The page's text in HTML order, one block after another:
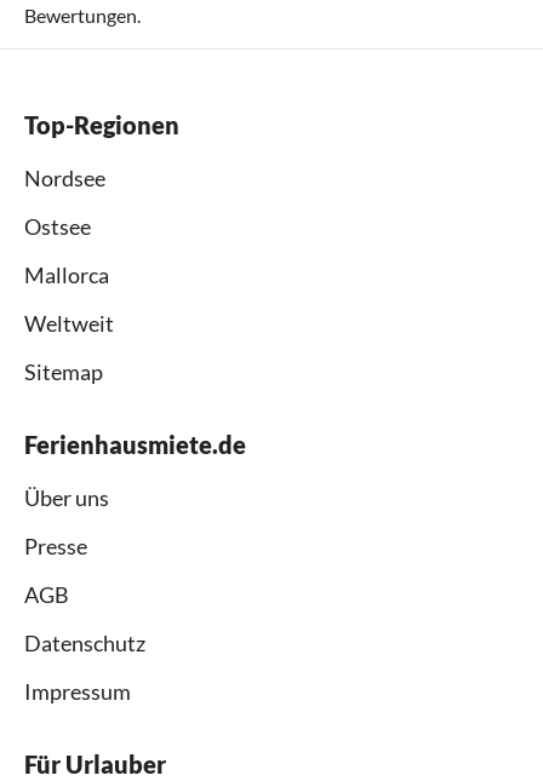
Bewertungen.
Top-Regionen
Nordsee
Ostsee
Mallorca
Weltweit
Sitemap
Ferienhausmiete.de
Über uns
Presse
AGB
Datenschutz
Impressum
Für Urlauber